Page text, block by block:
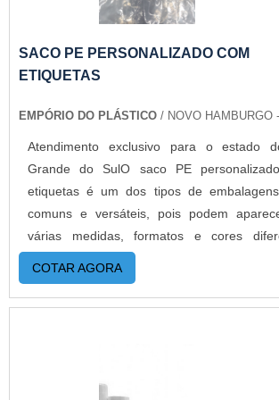
sacos a pronta entrega e venda
em pequenas quantidades. Para saber
informações, basta solicitar um orçamento..
SACO PE PERSONALIZADO COM
ETIQUETAS
EMPÓRIO DO PLÁSTICO / NOVO HAMBURGO
Atendimento exclusivo para o estado
Grande do SulO saco PE
etiquetas é um dos tipos de
comuns e versáteis, pois podem
várias medidas, formatos e cores
sempre protegendo o conteúdo de
danificações provocadas por fatores
isso, o saco pode ser utilizado para
COTAR AGORA